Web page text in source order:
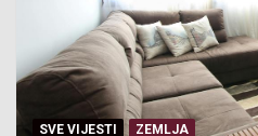
SVE VIJESTI ZEMLJA